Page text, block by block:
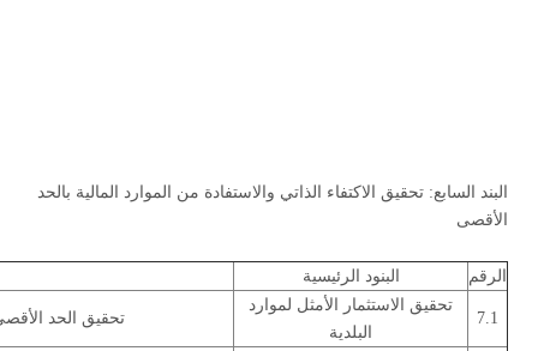
البند السابع: تحقيق الاكتفاء الذاتي والاستفادة من الموارد المالية بالحد
الأقصى
البنود الرئيسية الرقم
تحقيق الحد
تحقيق الاستثمار الأمثل لموارد
البلدية
7.1